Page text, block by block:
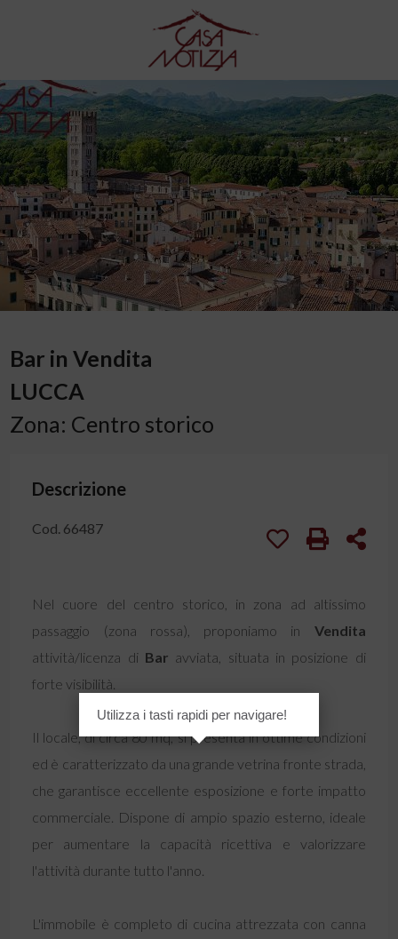
Bar in Vendita
LUCCA
Zona: Centro storico
Descrizione
Cod. 66487
Nel cuore del centro storico, in zona ad altissimo
passaggio (zona rossa), proponiamo in Vendita
attività/licenza di Bar avviata, situata in posizione di
forte visibilità.
Il locale, di circa 80 mq, si presenta in ottime condizioni
ed è caratterizzato da una grande vetrina fronte strada,
che garantisce eccellente esposizione e forte impatto
commerciale. Dispone di ampio spazio esterno, ideale
per aumentare la capacità ricettiva e valorizzare
l'attività durante tutto l'anno.
L'immobile è completo di cucina attrezzata con canna
Utilizza i tasti rapidi per navigare!